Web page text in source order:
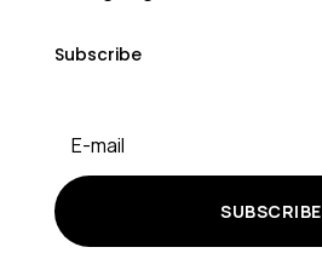
Subscribe
SUBSCRIBE